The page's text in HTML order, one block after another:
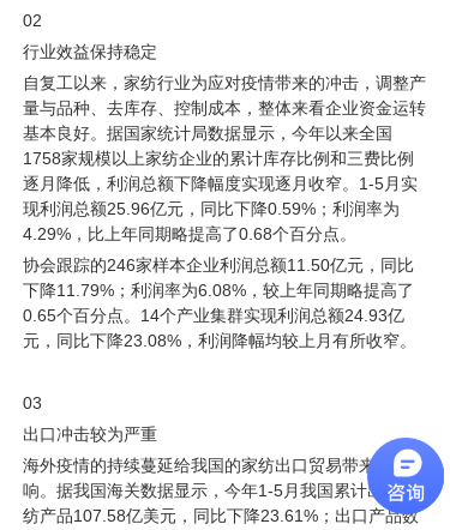
02
行业效益保持稳定
自复工以来，家纺行业为应对疫情带来的冲击，调整产
量与品种、去库存、控制成本，整体来看企业资金运转
基本良好。据国家统计局数据显示，今年以来全国
1758家规模以上家纺企业的累计库存比例和三费比例
逐月降低，利润总额下降幅度实现逐月收窄。1-5月实
现利润总额25.96亿元，同比下降0.59%；利润率为
4.29%，比上年同期略提高了0.68个百分点。
协会跟踪的246家样本企业利润总额11.50亿元，同比
下降11.79%；利润率为6.08%，较上年同期略提高了
0.65个百分点。14个产业集群实现利润总额24.93亿
元，同比下降23.08%，利润降幅均较上月有所收窄。
03
出口冲击较为严重
海外疫情的持续蔓延给我国的家纺出口贸易带来严重影
响。据我国海关数据显示，今年1-5月我国累计出口家
纺产品107.58亿美元，同比下降23.61%；出口产品数